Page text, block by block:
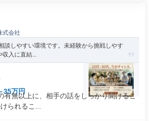
式会社
談しやすい環境です。未経験から挑戦しやす
収入に直結...
35万円
有無以上に、相手の話をしっかり聞けるこ
られるこ...